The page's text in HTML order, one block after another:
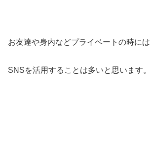
お友達や身内などプライベートの時には
SNSを活用することは多いと思います。